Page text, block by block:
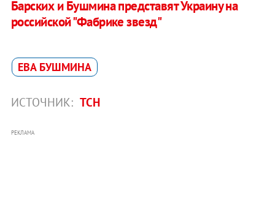
Барских и Бушмина представят Украину на
российской "Фабрике звезд"
ЕВА БУШМИНА
ИСТОЧНИК: ТСН
РЕКЛАМА